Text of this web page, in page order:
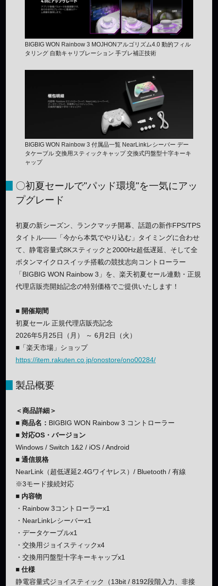
BIGBIG WON Rainbow 3 MOJHONアルゴリズム4.0 動的フィル
タリング 自動キャリブレーション 手ブレ補正技術
BIGBIG WON Rainbow 3 付属品一覧 NearLinkレシーバー デー
タケーブル 交換用スティックキャップ 交換式円盤型十字キーキ
ャップ
〇初夏セールで"パッド環境"を一気にアッ
プグレード
初夏の新シーズン、ランクマッチ開幕、話題の新作FPS/TPS
タイトル——「今から本気でやり込む」タイミングに合わせ
て、静電容量式8Kスティックと2000Hz超低遅延、そして全
ボタンマイクロスイッチ搭載の競技志向コントローラー
「BIGBIG WON Rainbow 3」を、楽天初夏セール連動・正規
代理店販売開始記念の特別価格でご提供いたします！
■ 開催期間
初夏セール 正規代理店販売記念
2026年5月25日（月） ～ 6月2日（火）
■ 「楽天市場」ショップ
https://item.rakuten.co.jp/onostore/ono00284/
製品概要
＜商品詳細＞
■ 商品名： BIGBIG WON Rainbow 3 コントローラー
■ 対応OS・バージョン
Windows / Switch 1&2 / iOS / Android
■ 通信規格
NearLink（超低遅延2.4Gワイヤレス）/ Bluetooth / 有線
※3モード接続対応
■ 内容物
・Rainbow 3コントローラーx1
・NearLinkレシーバーx1
・データケーブルx1
・交換用ジョイスティックx4
・交換用円盤型十字キーキャップx1
■ 仕様
静電容量式ジョイスティック（13bit / 8192段階入力、非接